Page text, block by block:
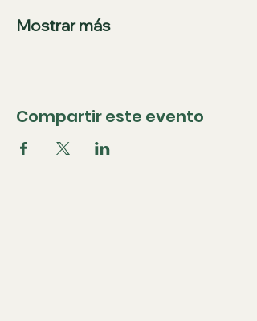
Mostrar más
Compartir este evento